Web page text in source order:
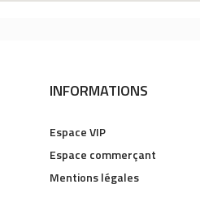
INFORMATIONS
Espace VIP
Espace commerçant
Mentions légales